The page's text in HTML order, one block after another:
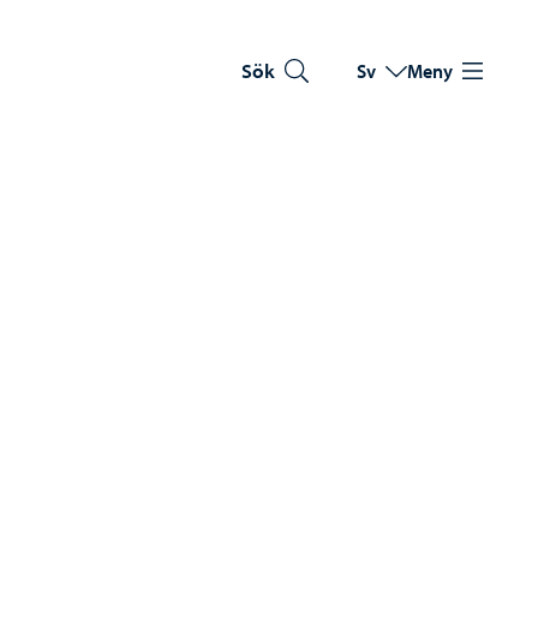
Sök Byt språk
Nuvarande språk:
Sv Meny